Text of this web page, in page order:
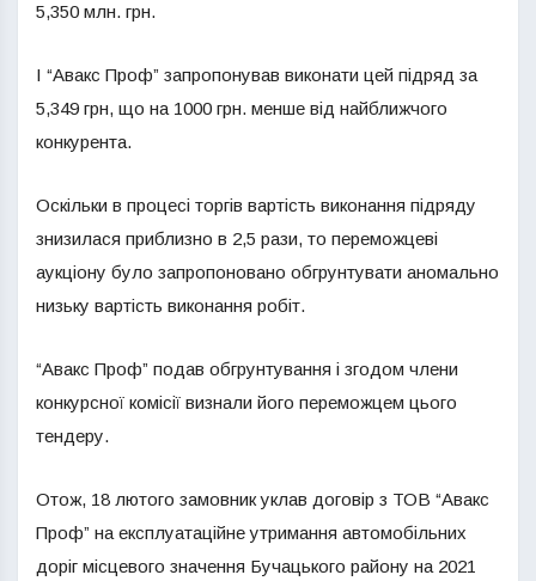
5,350 млн. грн.
І “Авакс Проф” запропонував виконати цей підряд за
5,349 грн, що на 1000 грн. менше від найближчого
конкурента.
Оскільки в процесі торгів вартість виконання підряду
знизилася приблизно в 2,5 рази, то переможцеві
аукціону було запропоновано обгрунтувати аномально
низьку вартість виконання робіт.
“Авакс Проф” подав обгрунтування і згодом члени
конкурсної комісії визнали його переможцем цього
тендеру.
Отож, 18 лютого замовник уклав договір з ТОВ “Авакс
Проф” на експлуатаційне утримання автомобільних
доріг місцевого значення Бучацького району на 2021